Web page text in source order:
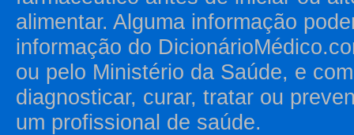
alimentar. Alguma informação
informação do
ou pelo Ministério da Saúde, e
diagnosticar, curar, tratar ou
um profissional de saúde.